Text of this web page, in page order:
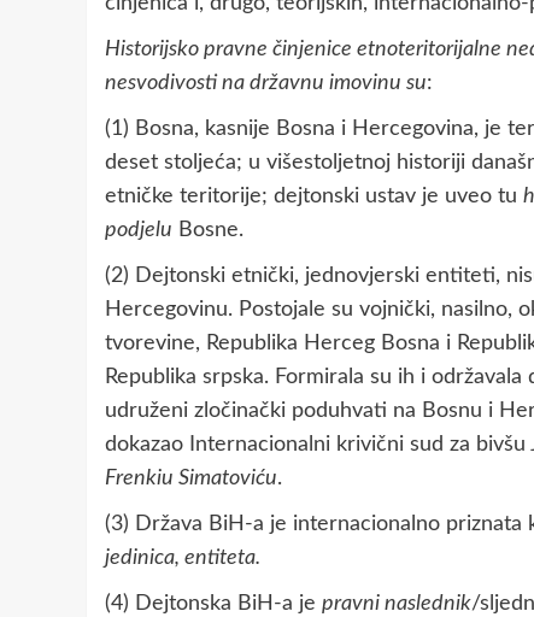
Historijsko pravne činjenice etnoteritorijalne
nesvodivosti na državnu imovinu su:
(1) Bosna, kasnije Bosna i Hercegovina, je
deset stoljeća; u višestoljetnoj historiji
etničke teritorije; dejtonski ustav je uveo tu
podjelu Bosne.
(2) Dejtonski etnički, jednovjerski entiteti,
Hercegovinu. Postojale su vojnički, nasilno,
tvorevine, Republika Herceg Bosna i
Republika srpska. Formirala su ih i
udruženi zločinački poduhvati na Bosnu i
dokazao Internacionalni krivični sud za
Frenkiu Simatoviću.
(3) Država BiH-a je internacionalno priznata
jedinica, entiteta.
(4) Dejtonska BiH-a je pravni naslednik/